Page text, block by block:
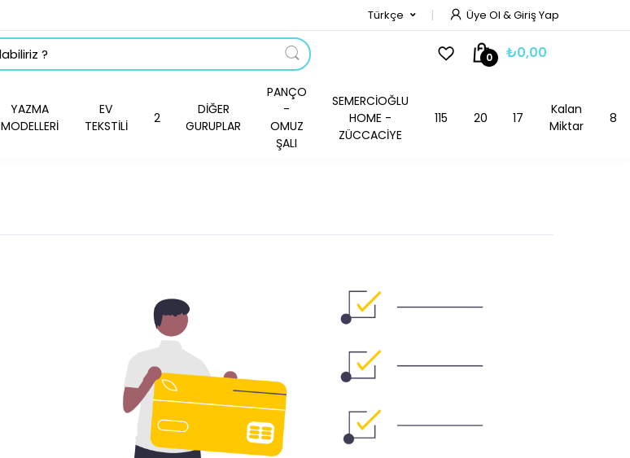
Türkçe Üye Ol & Giriş Yap
0 ₺0,00
YAZMA
MODELLERİ
EV
TEKSTİLİ
2
DİĞER
GURUPLAR
PANÇO
-
OMUZ
ŞALI
SEMERCİOĞLU
HOME -
ZÜCCACİYE
115 20 17
Kalan
Miktar
8